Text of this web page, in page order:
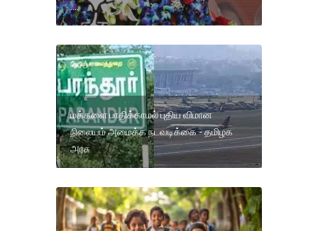
....
மக்களை பாதிக்காமல் புதிய விமான
நிலையம் அமைக்க நடவடிக்கை - தமிழக
அரசு